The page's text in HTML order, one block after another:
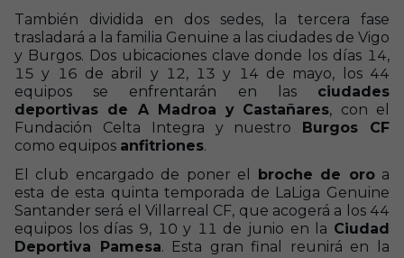
También dividida en dos sedes, la tercera fase
trasladará a la familia Genuine a las ciudades de Vigo
y Burgos. Dos ubicaciones clave donde los días 14,
15 y 16 de abril y 12, 13 y 14 de mayo, los 44
equipos se enfrentarán en las ciudades
deportivas de A Madroay Castañares, con el
Fundación Celta Integra y nuestro Burgos CF
como equipos anfitriones.
El club encargado de poner el broche de oroa
esta de esta quinta temporada de LaLiga Genuine
Santander será el Villarreal CF, que acogerá a los 44
equipos los días 9, 10 y 11 de junio en la Ciudad
Deportiva Pamesa. Esta gran final reunirá en la